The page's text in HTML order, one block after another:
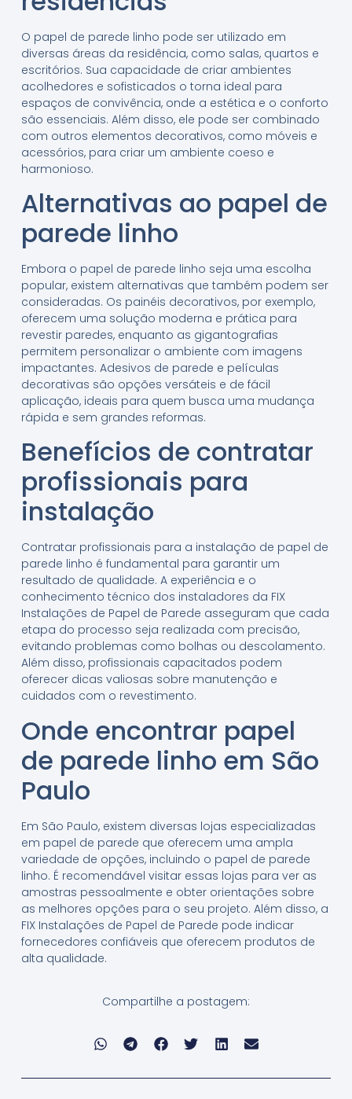
O papel de parede linho pode ser utilizado em
diversas áreas da residência, como salas, quartos e
escritórios. Sua capacidade de criar ambientes
acolhedores e sofisticados o torna ideal para
espaços de convivência, onde a estética e o conforto
são essenciais. Além disso, ele pode ser combinado
com outros elementos decorativos, como móveis e
acessórios, para criar um ambiente coeso e
harmonioso.
Alternativas ao papel de
parede linho
Embora o papel de parede linho seja uma escolha
popular, existem alternativas que também podem ser
consideradas. Os painéis decorativos, por exemplo,
oferecem uma solução moderna e prática para
revestir paredes, enquanto as gigantografias
permitem personalizar o ambiente com imagens
impactantes. Adesivos de parede e películas
decorativas são opções versáteis e de fácil
aplicação, ideais para quem busca uma mudança
rápida e sem grandes reformas.
Benefícios de contratar
profissionais para
instalação
Contratar profissionais para a instalação de papel de
parede linho é fundamental para garantir um
resultado de qualidade. A experiência e o
conhecimento técnico dos instaladores da FIX
Instalações de Papel de Parede asseguram que cada
etapa do processo seja realizada com precisão,
evitando problemas como bolhas ou descolamento.
Além disso, profissionais capacitados podem
oferecer dicas valiosas sobre manutenção e
cuidados com o revestimento.
Onde encontrar papel
de parede linho em São
Paulo
Em São Paulo, existem diversas lojas especializadas
em papel de parede que oferecem uma ampla
variedade de opções, incluindo o papel de parede
linho. É recomendável visitar essas lojas para ver as
amostras pessoalmente e obter orientações sobre
as melhores opções para o seu projeto. Além disso, a
FIX Instalações de Papel de Parede pode indicar
fornecedores confiáveis que oferecem produtos de
alta qualidade.
Compartilhe a postagem: